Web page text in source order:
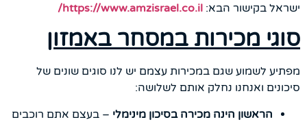
ישראל בקישור הבא: https://www.amzisrael.co.il/
סוגי מכירות במסחר באמזון
מפתיע לשמוע שגם במכירות עצמם יש לנו סוגים שונים של
סיכונים ואנחנו נחלק אותם לשלושה:
הראשון הינה מכירה בסיכון מינימלי – בעצם אתם רוכבים